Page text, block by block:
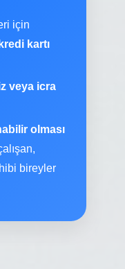
için
kartı
veya icra
olması
bireyler